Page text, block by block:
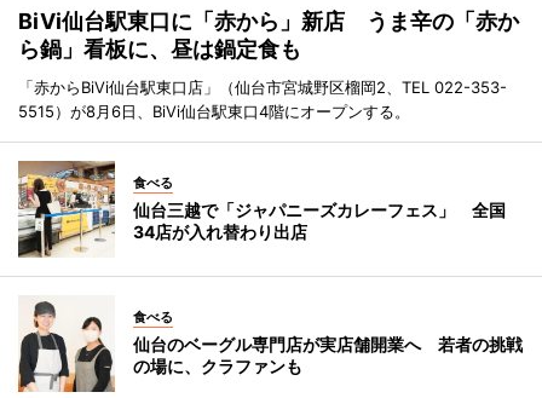
BiVi仙台駅東口に「赤から」新店 うま辛の「赤か
ら鍋」看板に、昼は鍋定食も
「赤からBiVi仙台駅東口店」（仙台市宮城野区榴岡2、TEL 022-353-
5515）が8月6日、BiVi仙台駅東口4階にオープンする。
食べる
仙台三越で「ジャパニーズカレーフェス」 全国
34店が入れ替わり出店
食べる
仙台のベーグル専門店が実店舗開業へ 若者の挑戦
の場に、クラファンも